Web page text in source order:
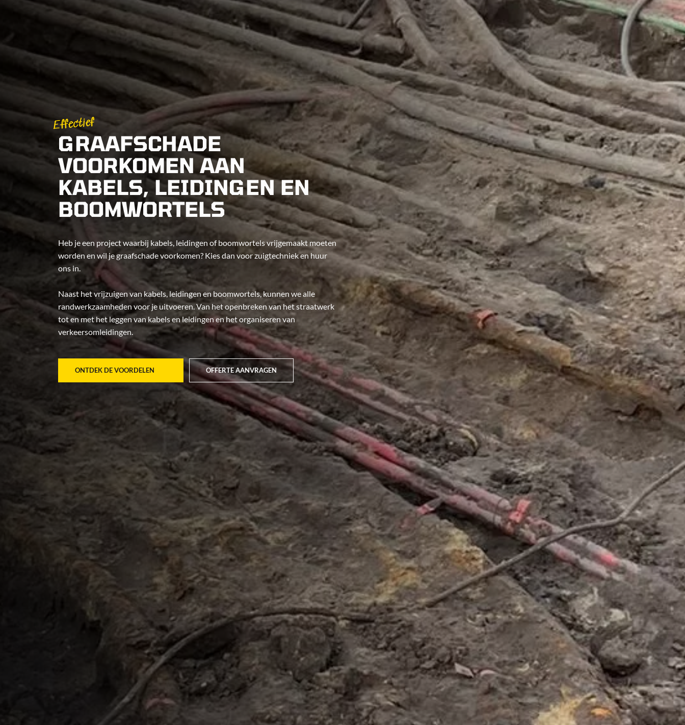
Effectief
GRAAFSCHADE
VOORKOMEN AAN
KABELS, LEIDINGEN EN
BOOMWORTELS
Heb je een project waarbij kabels, leidingen of boomwortels vrijgemaakt moeten
worden en wil je graafschade voorkomen? Kies dan voor zuigtechniek en huur
ons in.
Naast het vrijzuigen van kabels, leidingen en boomwortels, kunnen we alle
randwerkzaamheden voor je uitvoeren. Van het openbreken van het straatwerk
tot en met het leggen van kabels en leidingen en het organiseren van
verkeersomleidingen.
ONTDEK DE VOORDELEN OFFERTE AANVRAGEN